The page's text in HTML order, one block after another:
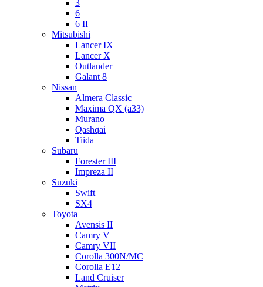
3
6
6 II
Mitsubishi
Lancer IX
Lancer X
Outlander
Galant 8
Nissan
Almera Classic
Maxima QX (a33)
Murano
Qashqai
Tiida
Subaru
Forester III
Impreza II
Suzuki
Swift
SX4
Toyota
Avensis II
Camry V
Camry VII
Corolla 300N/MC
Corolla E12
Land Cruiser